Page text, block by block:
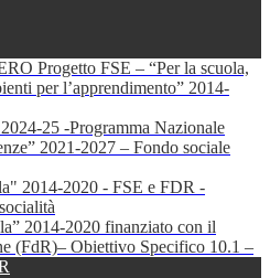
Progetto FSE – “Per la scuola,
per l’apprendimento” 2014-
25 -Programma Nazionale
2021-2027 – Fondo sociale
2014-2020 - FSE e FDR -
2014-2020 finanziato con il
(FdR)– Obiettivo Specifico 10.1 –